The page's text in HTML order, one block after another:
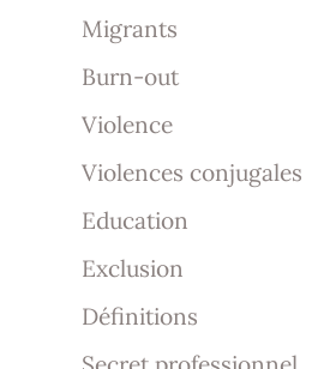
Migrants
Burn-out
Violence
Violences conjugales
Education
Exclusion
Définitions